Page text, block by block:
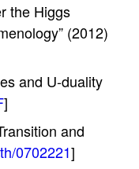
the Higgs
(2012)
and U-duality
]
and
0702221]